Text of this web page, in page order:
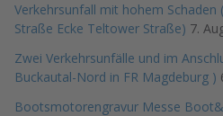
Verkehrsunfall mit hohem
Straße Ecke Teltower Straße) 7.
Zwei Verkehrsunfälle und im
Buckautal-Nord in FR Magdeburg )
Bootsmotorengravur Messe